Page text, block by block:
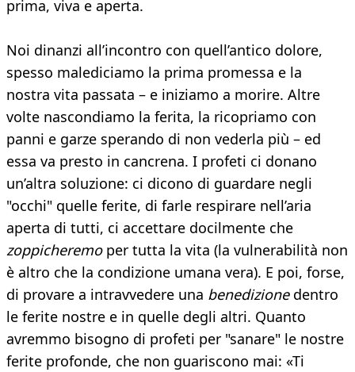
prima, viva e aperta.
Noi dinanzi all’incontro con quell’antico dolore,
spesso malediciamo la prima promessa e la
nostra vita passata – e iniziamo a morire. Altre
volte nascondiamo la ferita, la ricopriamo con
panni e garze sperando di non vederla più – ed
essa va presto in cancrena. I profeti ci donano
un’altra soluzione: ci dicono di guardare negli
"occhi" quelle ferite, di farle respirare nell’aria
aperta di tutti, ci accettare docilmente che
zoppicheremoper tutta la vita (la vulnerabilità non
è altro che la condizione umana vera). E poi, forse,
di provare a intravvedere una benedizionedentro
le ferite nostre e in quelle degli altri. Quanto
avremmo bisogno di profeti per "sanare" le nostre
ferite profonde, che non guariscono mai: «Ti